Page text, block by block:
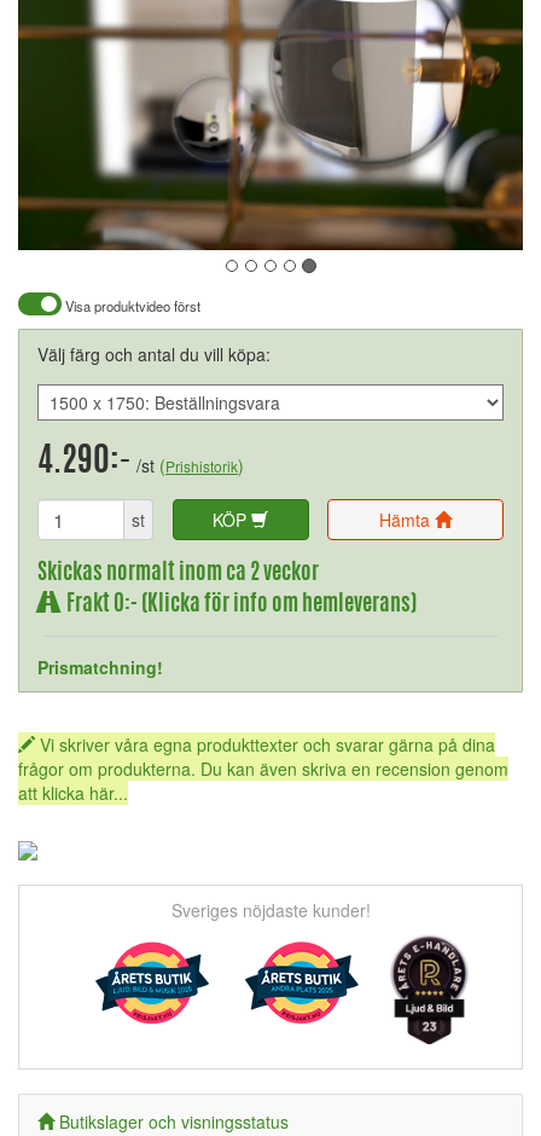
Visa produktvideo först
Välj färg och antal du vill köpa:
4.290:- /st (Prishistorik)
st KÖP Hämta
Skickas normalt inom ca 2 veckor
Frakt 0:- (Klicka för info om hemleverans)
Prismatchning!
Vi skriver våra egna produkttexter och svarar gärna på dina
frågor om produkterna. Du kan även skriva en recension genom
att klicka här...
Sveriges nöjdaste kunder!
Butikslager och visningsstatus